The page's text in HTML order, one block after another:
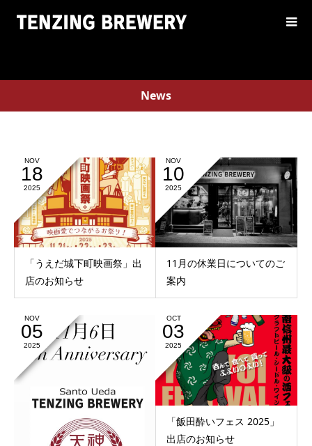
News
NOV
18
2025
「うえだ城下町映画祭」出
店のお知らせ
NOV
10
2025
11月の休業日についてのご
案内
NOV
05
2025
OCT
03
2025
「飯田酔いフェス 2025」
出店のお知らせ